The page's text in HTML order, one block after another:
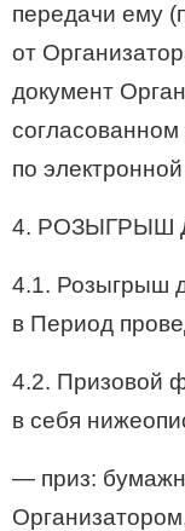
передачи ему
от
документ
по
4. РОЗЫГРЫШ
4.1. Розыгрыш
в Период
4.2. Призовой
в себя
— приз: